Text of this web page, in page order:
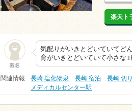
楽天ト
匿名
気配りがいきとどいていてど
育がいきとどいていて小さな
関連情報 長崎 塩化物泉 長崎 宿泊 長崎 切
メディカルセンター駅